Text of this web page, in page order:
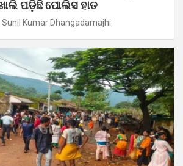
ପଡ଼ିଛି ପୋଲିସ ହାତ
Sunil Kumar Dhangadamajhi